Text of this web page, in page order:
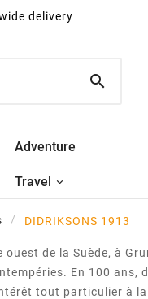
delivery

Adventure
Travel
DIDRIKSONS 1913
de la Suède, à
En 100 ans,
tout particulier à